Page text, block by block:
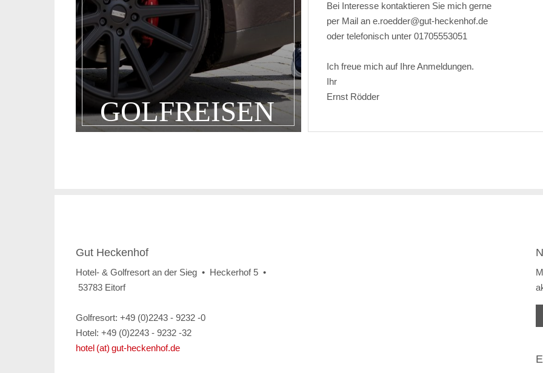
GOLFREISEN
Bei Interesse kontaktieren Sie mich gerne
per Mail an e.roedder@gut-heckenhof.de
oder telefonisch unter 01705553051
Ich freue mich auf Ihre Anmeldungen.
Ihr
Ernst Rödder
Gut Heckenhof
Hotel- & Golfresort an der Sieg • Heckerhof 5 •
53783 Eitorf
Golfresort: +49 (0)2243 - 9232 -0
Hotel: +49 (0)2243 - 9232 -32
hotel (at) gut-heckenhof.de